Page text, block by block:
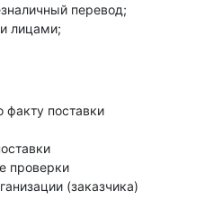
перевод;
лицами;
факту поставки
проверки
(заказчика)